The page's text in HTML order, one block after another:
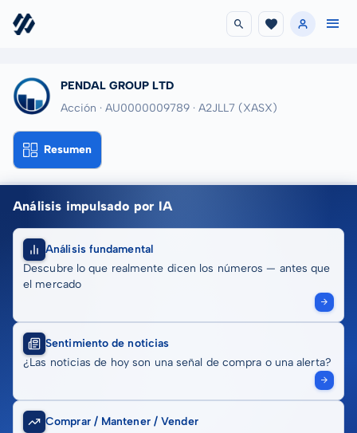
PENDAL GROUP LTD
Acción · AU0000009789 · A2JLL7 (XASX)
Resumen
Análisis impulsado por IA
Análisis fundamental
Descubre lo que realmente dicen los números — antes que
el mercado
Sentimiento de noticias
¿Las noticias de hoy son una señal de compra o una alerta?
Comprar / Mantener / Vender